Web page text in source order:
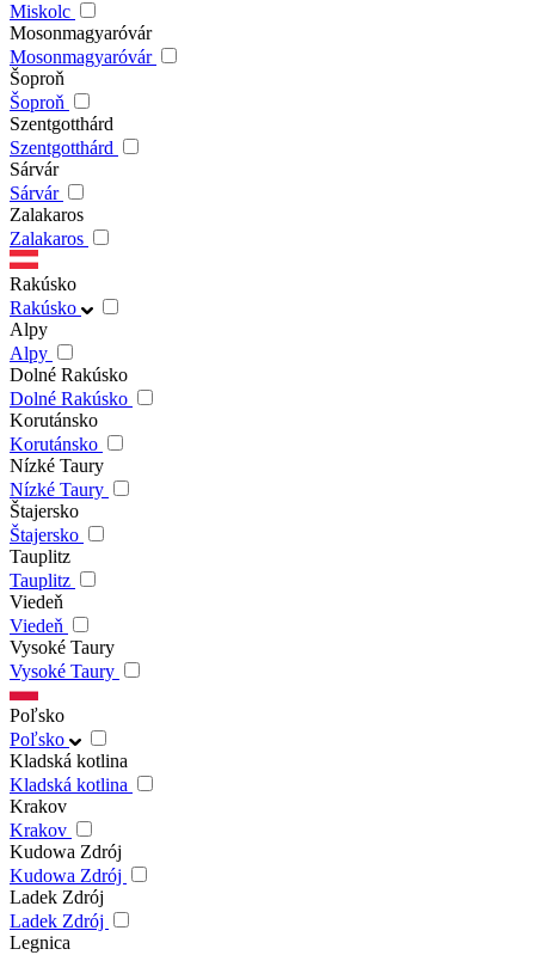
Miskolc
Mosonmagyaróvár
Mosonmagyaróvár
Šoproň
Šoproň
Szentgotthárd
Szentgotthárd
Sárvár
Sárvár
Zalakaros
Zalakaros
Rakúsko
Rakúsko
Alpy
Alpy
Dolné Rakúsko
Dolné Rakúsko
Korutánsko
Korutánsko
Nízké Taury
Nízké Taury
Štajersko
Štajersko
Tauplitz
Tauplitz
Viedeň
Viedeň
Vysoké Taury
Vysoké Taury
Poľsko
Poľsko
Kladská kotlina
Kladská kotlina
Krakov
Krakov
Kudowa Zdrój
Kudowa Zdrój
Ladek Zdrój
Ladek Zdrój
Legnica